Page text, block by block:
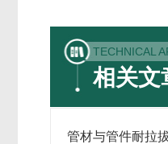
TECHNICAL
相关文
管材与管件耐拉